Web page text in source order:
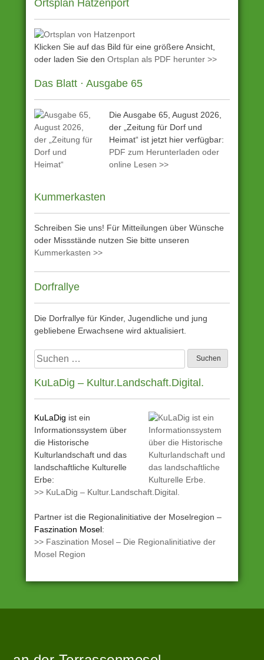
Ortsplan Hatzenport
Klicken Sie auf das Bild für eine größere Ansicht,
oder laden Sie den Ortsplan als PDF herunter >>
Das Blatt · Ausgabe 65
Die Ausgabe 65, August 2026,
der „Zeitung für Dorf und
Heimat“ ist jetzt hier verfügbar:
PDF zum Herunterladen oder
online Lesen >>
Kummerkasten
Schreiben Sie uns! Für Mitteilungen über Wünsche
oder Missstände nutzen Sie bitte unseren
Kummerkasten >>
Dorfrallye
Die Dorfrallye für Kinder, Jugendliche und jung
gebliebene Erwachsene wird aktualisiert.
Suchen
nach:
KuLaDig – Kultur.Landschaft.Digital.
KuLaDig ist ein
Informationssystem über
die Historische
Kulturlandschaft und das
landschaftliche Kulturelle
Erbe:
>> KuLaDig – Kultur.Landschaft.Digital.
Partner ist die Regionalinitiative der Moselregion –
Faszination Mosel:
>> Faszination Mosel – Die Regionalinitiative der
Mosel Region
|